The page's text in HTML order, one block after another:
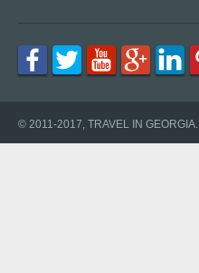
© 2011-2017, TRAVEL IN GEORGIA.